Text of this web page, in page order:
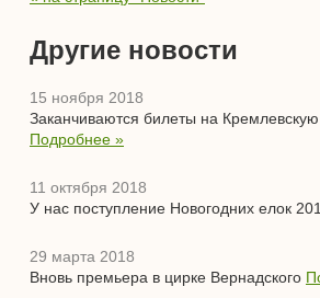
Другие новости
15 ноября 2018
Заканчиваются билеты на
Подробнее »
11 октября 2018
У нас поступление Новогодних елок
29 марта 2018
Вновь премьера в цирке Вернадского